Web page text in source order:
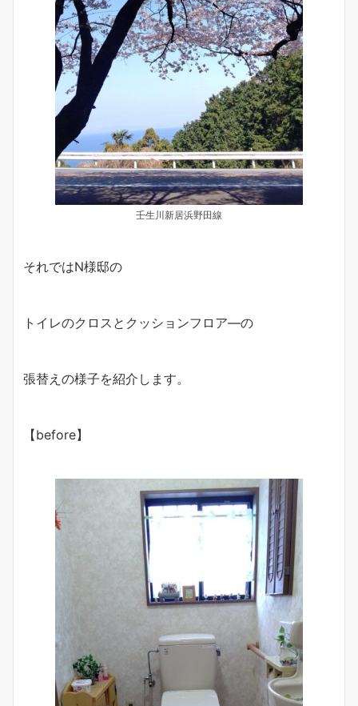
壬生川新居浜野田線
それではN様邸の
トイレのクロスとクッションフロア―の
張替えの様子を紹介します。
【before】